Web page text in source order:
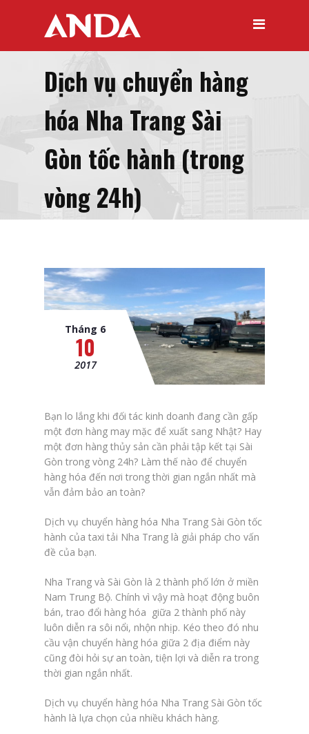
Dịch vụ chuyển hàng
hóa Nha Trang Sài
Gòn tốc hành (trong
vòng 24h)
Tháng 6
10
2017
Bạn lo lắng khi đối tác kinh doanh đang cần gấp
một đơn hàng may mặc để xuất sang Nhật? Hay
một đơn hàng thủy sản cần phải tập kết tại Sài
Gòn trong vòng 24h? Làm thế nào để chuyển
hàng hóa đến nơi trong thời gian ngắn nhất mà
vẫn đảm bảo an toàn?
Dịch vụ chuyển hàng hóa Nha Trang Sài Gòn tốc
hành của taxi tải Nha Trang là giải pháp cho vấn
đề của bạn.
Nha Trang và Sài Gòn là 2 thành phố lớn ở miền
Nam Trung Bộ. Chính vì vậy mà hoạt động buôn
bán, trao đổi hàng hóa giữa 2 thành phố này
luôn diễn ra sôi nổi, nhộn nhịp. Kéo theo đó nhu
cầu vận chuyển hàng hóa giữa 2 địa điểm này
cũng đòi hỏi sự an toàn, tiện lợi và diễn ra trong
thời gian ngắn nhất.
Dịch vụ chuyển hàng hóa Nha Trang Sài Gòn tốc
hành là lựa chọn của nhiều khách hàng.